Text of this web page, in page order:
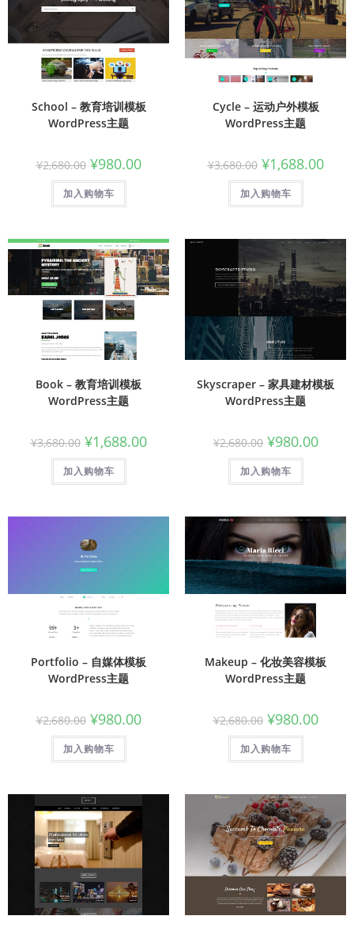
School – 教育培训模板
WordPress主题
¥2,680.00 ¥980.00
加入购物车
Cycle – 运动户外模板
WordPress主题
¥3,680.00 ¥1,688.00
加入购物车
Book – 教育培训模板
WordPress主题
¥3,680.00 ¥1,688.00
加入购物车
Skyscraper – 家具建材模板
WordPress主题
¥2,680.00 ¥980.00
加入购物车
Portfolio – 自媒体模板
WordPress主题
¥2,680.00 ¥980.00
加入购物车
Makeup – 化妆美容模板
WordPress主题
¥2,680.00 ¥980.00
加入购物车